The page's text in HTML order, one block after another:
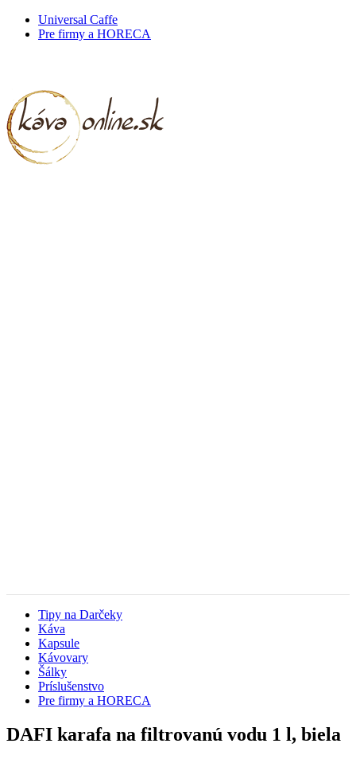
Universal Caffe
Pre firmy a HORECA
Tipy na Darčeky
Káva
Kapsule
Kávovary
Šálky
Príslušenstvo
Pre firmy a HORECA
DAFI karafa na filtrovanú vodu 1 l, biela